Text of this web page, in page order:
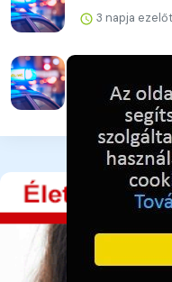
3 napja
3 napja ezelőtt